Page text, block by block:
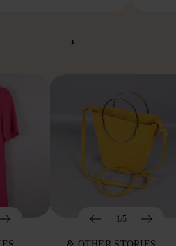
Hitta produkter från
1/5